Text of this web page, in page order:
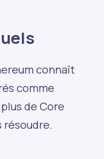
connaît
comme
de Core
résoudre.